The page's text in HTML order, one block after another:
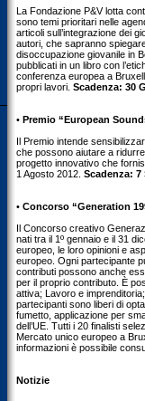
La Fondazione P&V lotta
sono temi prioritari nelle
articoli sull’integrazione dei
autori, che sapranno
disoccupazione giovanile in
pubblicati in un libro con
conferenza europea a
propri lavori. Scadenza: 30
• Premio “European
Il Premio intende
che possono aiutare a
progetto innovativo che
1 Agosto 2012. Scadenza: 7
• Concorso “Generation
Il Concorso creativo
nati tra il 1º gennaio e il 31
europeo, le loro opinioni e
europeo. Ogni partecipante
contributi possono anche
per il proprio contributo. È
attiva; Lavoro e
partecipanti sono liberi di
fumetto, applicazione per
dell’UE. Tutti i 20 finalisti
Mercato unico europeo a
informazioni è possibile
Notizie